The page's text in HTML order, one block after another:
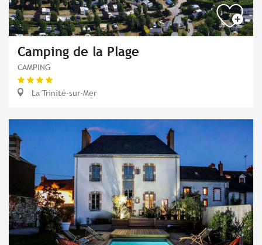
Camping de la Plage
CAMPING
La Trinité-sur-Mer